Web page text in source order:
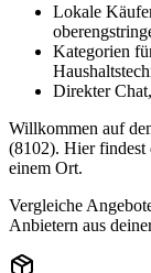
Lokale
Kategorien
Direkter
Willkommen auf
(8102). Hier findest
einem Ort.
Vergleiche
Anbietern aus